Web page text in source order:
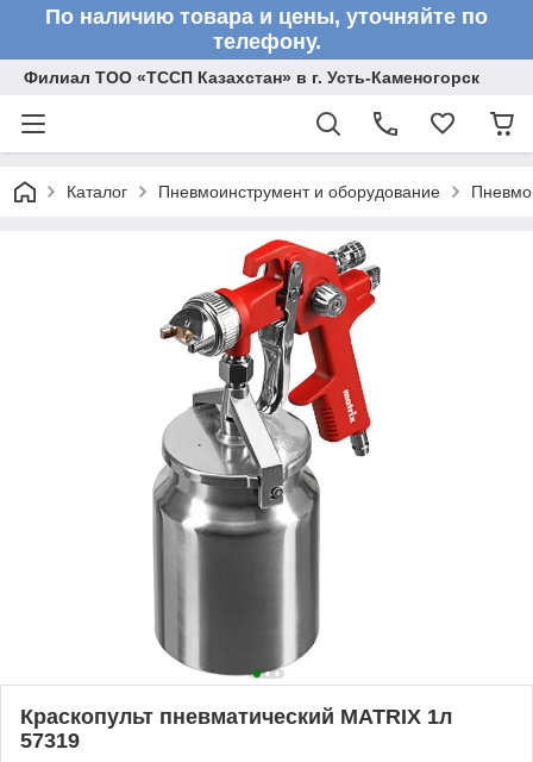
По наличию товара и цены, уточняйте по
телефону.
Филиал ТОО «ТССП Казахстан» в г. Усть-Каменогорск
Каталог Пневмоинструмент и оборудование
Краскопульт пневматический MATRIX 1л
57319